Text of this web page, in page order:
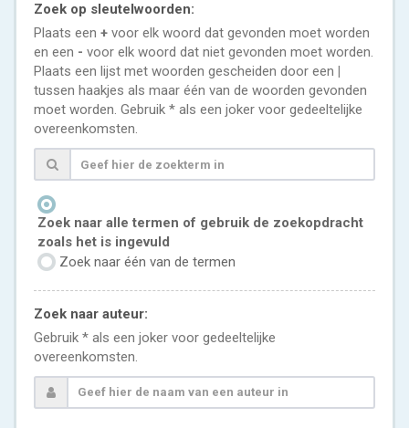
Zoek op sleutelwoorden:
Plaats een + voor elk woord dat gevonden moet worden
en een - voor elk woord dat niet gevonden moet worden.
Plaats een lijst met woorden gescheiden door een |
tussen haakjes als maar één van de woorden gevonden
moet worden. Gebruik * als een joker voor gedeeltelijke
overeenkomsten.
Zoek naar alle termen of gebruik de zoekopdracht
zoals het is ingevuld
Zoek naar één van de termen
Zoek naar auteur:
Gebruik * als een joker voor gedeeltelijke
overeenkomsten.